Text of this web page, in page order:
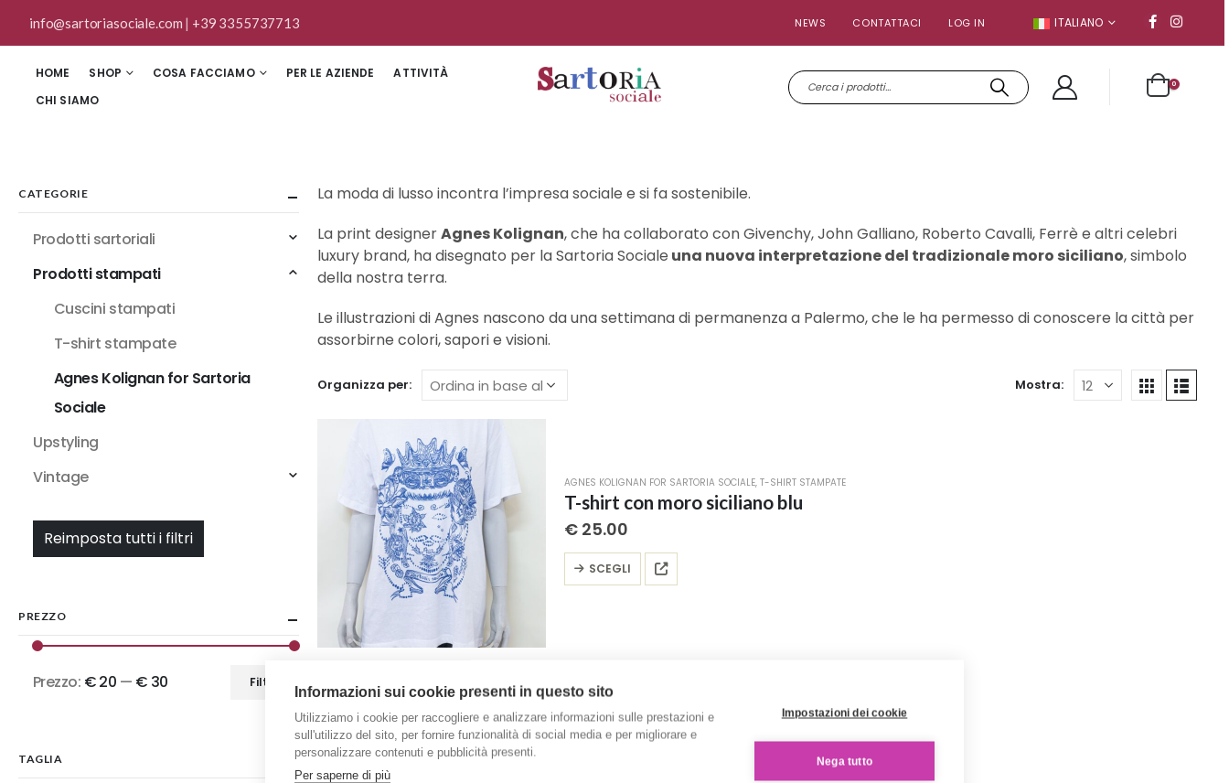
info@sartoriasociale.com | +39 3355737713 NEWS CONTATTACI LOG IN ITALIANO
HOME SHOP COSA FACCIAMO PER LE AZIENDE
ATTIVITÀ
CHI SIAMO
0
La moda di lusso incontra l’impresa sociale e si fa sostenibile.
La print designerAgnes Kolignan, che ha collaborato con Givenchy, John Galliano, Roberto Cavalli, Ferrè e altri celebri
luxury brand, ha disegnato per la Sartoria Sociale una nuova interpretazione del tradizionale moro siciliano, simbolo
della nostra terra.
Le illustrazioni di Agnes nascono da una settimana di permanenza a Palermo, che le ha permesso di conoscere la città per
assorbirne colori, sapori e visioni.
Organizza per: Mostra:
AGNES KOLIGNAN FOR SARTORIA SOCIALE,T-SHIRT STAMPATE
T-shirt con moro siciliano blu
€ 25.00
SCEGLI
Questo
prodotto
opzioni
possono
essere
AGNES KOLIGNAN FOR SARTORIA SOCIALE
T-shirt con moro siciliano rossa
CATEGORIE
Prodotti sartoriali
Prodotti stampati
Cuscini stampati
T-shirt stampate
Agnes Kolignan for Sartoria
Sociale
Upstyling
Vintage
Reimposta tutti i filtri
PREZZO
Filtra
Prezzo: € 20 — € 30
TAGLIA
Informazioni sui cookie presenti in questo sito
Utilizziamo i cookie per raccogliere e analizzare informazioni sulle prestazioni e
sull'utilizzo del sito, per fornire funzionalità di social media e per migliorare e
personalizzare contenuti e pubblicità presenti.
Per saperne di più
Impostazioni dei cookie
Nega tutto